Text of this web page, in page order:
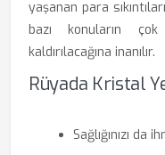
yaşanan para
bazı konuların
kaldırılacağına inanılır.
Rüyada Kristal
Sağlığınızı da